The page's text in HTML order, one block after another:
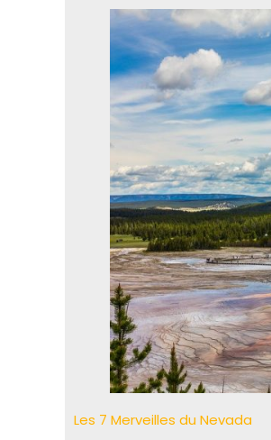
Les 7 Merveilles du Nevada